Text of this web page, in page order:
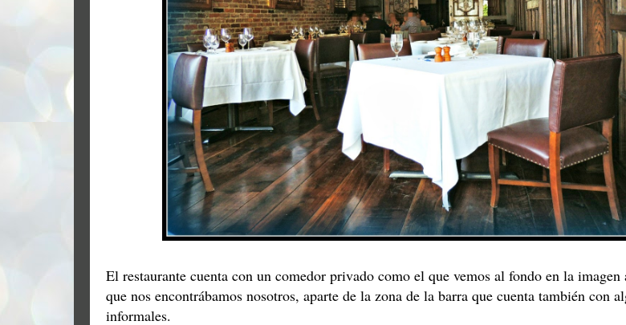
El restaurante cuenta con un comedor privado como el que vemos al fondo en la
que nos encontrábamos nosotros, aparte de la zona de la barra que cuenta también con
informales.